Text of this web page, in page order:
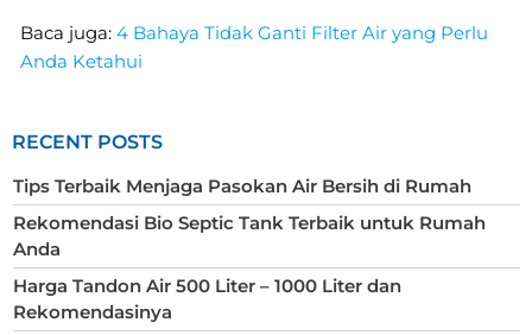
Baca juga: 4 Bahaya Tidak Ganti Filter Air yang Perlu
Anda Ketahui
RECENT POSTS
Tips Terbaik Menjaga Pasokan Air Bersih di Rumah
Rekomendasi Bio Septic Tank Terbaik untuk Rumah
Anda
Harga Tandon Air 500 Liter – 1000 Liter dan
Rekomendasinya